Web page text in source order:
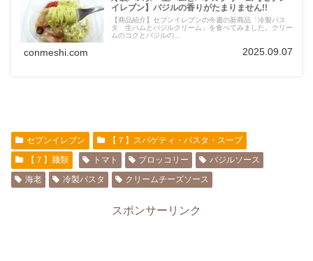
イレブン】バジルの香りがたまりません!!
【商品紹介】セブンイレブンの今週の新商品「冷製パス
タ 生ハムとバジルクリーム」を食べてみました。クリー
ムのコクとバジルの...
conmeshi.com 2025.09.07
セブンイレブン
【７】スパゲティ・パスタ・スープ
【７】麺類
トマト ブロッコリー
バジルソース
海老
冷製パスタ クリームチーズソース
スポンサーリンク